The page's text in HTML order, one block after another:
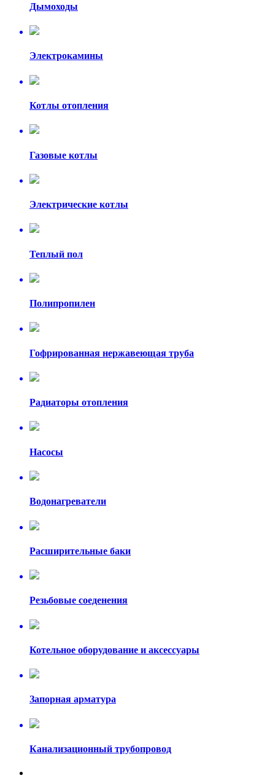
Дымоходы
Электрокамины
Котлы отопления
Газовые котлы
Электрические котлы
Теплый пол
Полипропилен
Гофрированная нержавеющая труба
Радиаторы отопления
Насосы
Водонагреватели
Расширительные баки
Резьбовые соеденения
Котельное оборудование и аксессуары
Запорная арматура
Канализационный трубопровод